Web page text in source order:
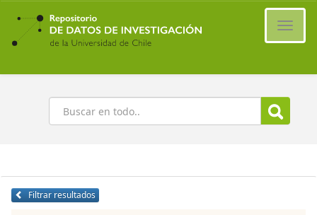
Ir
contenido
principal
Buscar
Filtrar resultados